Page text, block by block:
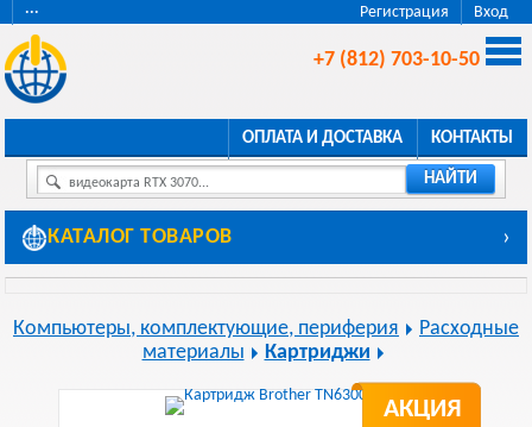
Регистрация Вход
···
+7 (812) 703-10-50
ОПЛАТА И ДОСТАВКА КОНТАКТЫ
видеокарта RTX 3070... НАЙТИ
КАТАЛОГ ТОВАРОВ ›
Компьютеры, комплектующие, периферия
Расходные
материалы
Картриджи
АКЦИЯ